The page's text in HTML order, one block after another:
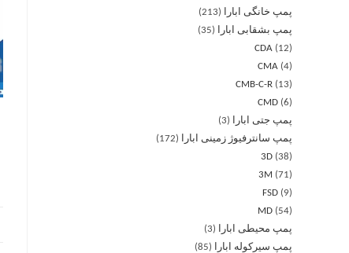
پمپ خانگی ابارا
213
پمپ بشقابی ابارا
35
CDA
12
CMA 4
CMB-C-R
13
CMD 6
پمپ جتی ابارا
3
پمپ سانترفیوژ زمینی ابارا
172
3D 38
3M
71
FSD
9
MD
54
پمپ محیطی ابارا
3
پمپ سیرکوله ابارا
85